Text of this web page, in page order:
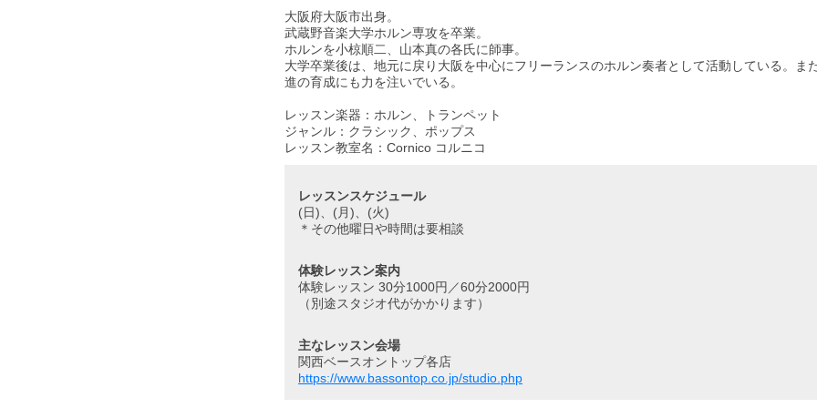
大阪府大阪市出身。
武蔵野音楽大学ホルン専攻を卒業。
ホルンを小椋順二、山本真の各氏に師事。
大学卒業後は、地元に戻り大阪を中心にフリーランスのホルン奏者として活動している。ま
進の育成にも力を注いでいる。
レッスン楽器：ホルン、トランペット
ジャンル：クラシック、ポップス
レッスン教室名：Cornico コルニコ
レッスンスケジュール
(日)、(月)、(火)
＊その他曜日や時間は要相談
体験レッスン案内
体験レッスン 30分1000円／60分2000円
（別途スタジオ代がかかります）
主なレッスン会場
関西ベースオントップ各店
https://www.bassontop.co.jp/studio.php